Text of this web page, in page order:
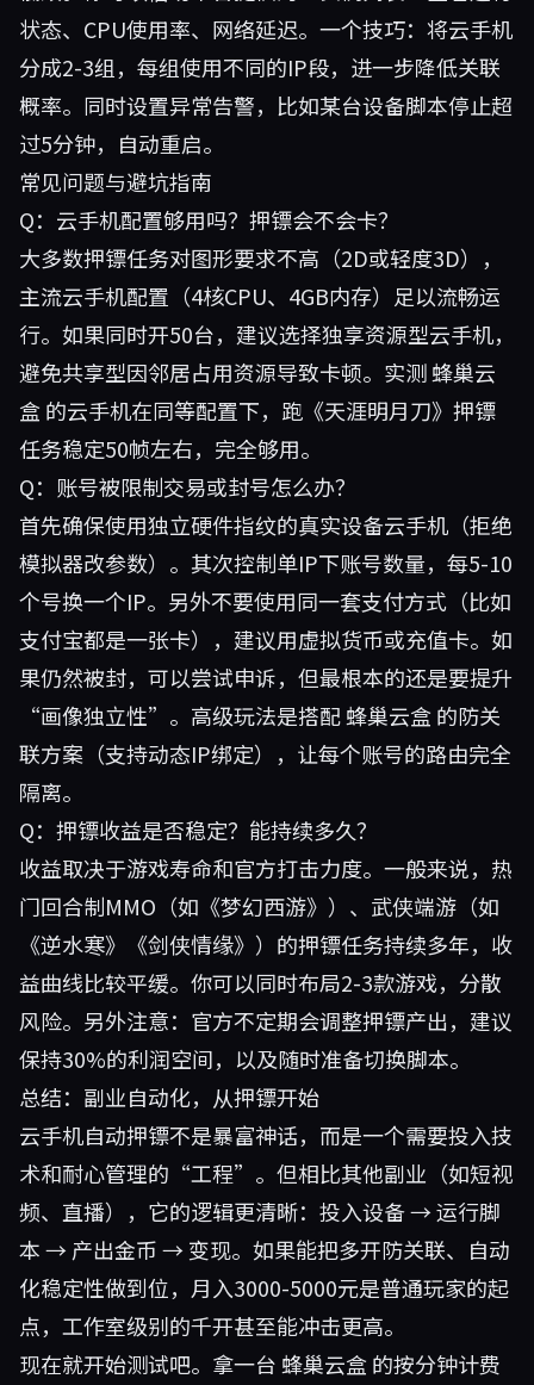
状态、CPU使用率、网络延迟。一个技巧：将云手机
分成2-3组，每组使用不同的IP段，进一步降低关联
概率。同时设置异常告警，比如某台设备脚本停止超
过5分钟，自动重启。
常见问题与避坑指南
Q：云手机配置够用吗？押镖会不会卡？
大多数押镖任务对图形要求不高（2D或轻度3D），
主流云手机配置（4核CPU、4GB内存）足以流畅运
行。如果同时开50台，建议选择独享资源型云手机，
避免共享型因邻居占用资源导致卡顿。实测蜂巢云
盒的云手机在同等配置下，跑《天涯明月刀》押镖
任务稳定50帧左右，完全够用。
Q：账号被限制交易或封号怎么办？
首先确保使用独立硬件指纹的真实设备云手机（拒绝
模拟器改参数）。其次控制单IP下账号数量，每5-10
个号换一个IP。另外不要使用同一套支付方式（比如
支付宝都是一张卡），建议用虚拟货币或充值卡。如
果仍然被封，可以尝试申诉，但最根本的还是要提升
“画像独立性”。高级玩法是搭配蜂巢云盒的防关
联方案（支持动态IP绑定），让每个账号的路由完全
隔离。
Q：押镖收益是否稳定？能持续多久？
收益取决于游戏寿命和官方打击力度。一般来说，热
门回合制MMO（如《梦幻西游》）、武侠端游（如
《逆水寒》《剑侠情缘》）的押镖任务持续多年，收
益曲线比较平缓。你可以同时布局2-3款游戏，分散
风险。另外注意：官方不定期会调整押镖产出，建议
保持30%的利润空间，以及随时准备切换脚本。
总结：副业自动化，从押镖开始
云手机自动押镖不是暴富神话，而是一个需要投入技
术和耐心管理的“工程”。但相比其他副业（如短视
频、直播），它的逻辑更清晰：投入设备 → 运行脚
本 → 产出金币 → 变现。如果能把多开防关联、自动
化稳定性做到位，月入3000-5000元是普通玩家的起
点，工作室级别的千开甚至能冲击更高。
现在就开始测试吧。拿一台 蜂巢云盒的按分钟计费